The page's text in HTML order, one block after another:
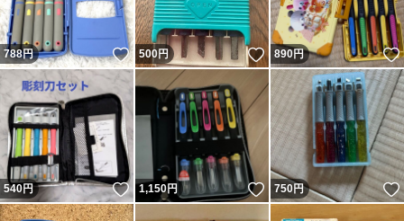
788円 いいね！
500円 いいね！
890円
540円 いいね！
1,150円 いいね！
750円